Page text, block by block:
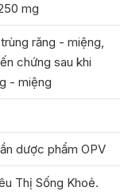
mg
răng - miệng,
chứng sau khi
- miệng
dược phẩm OPV
Thị Sống Khoẻ.